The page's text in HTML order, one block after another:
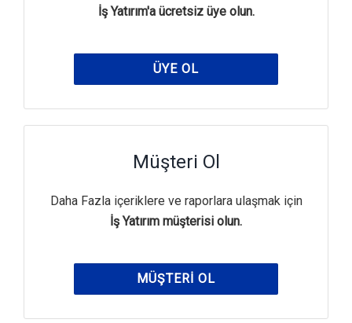
İş Yatırım'a ücretsiz üye olun.
ÜYE OL
Müşteri Ol
Daha Fazla içeriklere ve raporlara ulaşmak için
İş Yatırım müşterisi olun.
MÜŞTERI OL